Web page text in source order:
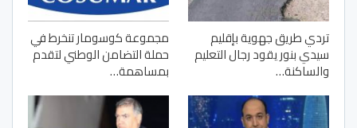
تردي طريق جهوية بإقليم
سيدي بنور يقود رجال التعليم
والساكنة…
مجموعة كوسومار تنخرط في
حملة التضامن الوطني لتقدم
بمساهمة…